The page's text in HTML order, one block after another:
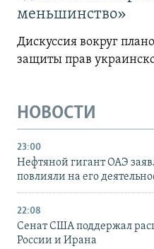
меньшинство»
Дискуссия вокруг
защиты прав
НОВОСТИ
23:00
Нефтяной гигант ОАЭ
повлияли на его
22:08
Сенат США поддержал
России и Ирана